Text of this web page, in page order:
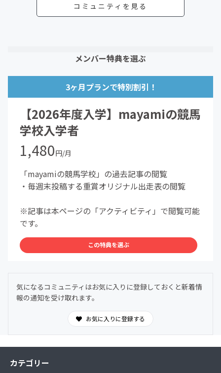
コミュニティを見る
メンバー特典を選ぶ
3ヶ月プランで特別割引！
【2026年度入学】mayamiの競馬
学校入学者
1,480円/月
「mayamiの競馬学校」の過去記事の閲覧
・毎週末投稿する重賞オリジナル出走表の閲覧
※記事は本ページの「アクティビティ」で閲覧可能
です。
この特典を選ぶ
気になるコミュニティはお気に入りに登録しておくと新着情
報の通知を受け取れます。
お気に入りに登録する
カテゴリー